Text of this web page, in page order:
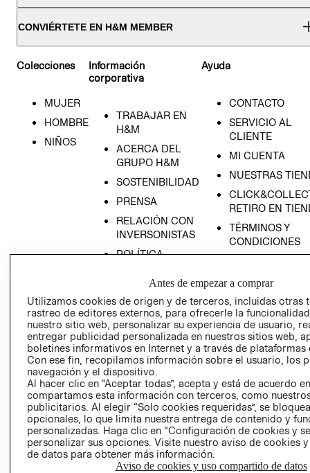
CONVIÉRTETE EN H&M MEMBER
Colecciones
MUJER
HOMBRE
NIÑOS
Información
corporativa
TRABAJAR EN
H&M
ACERCA DEL
GRUPO H&M
SOSTENIBILIDAD
PRENSA
RELACIÓN CON
INVERSONISTAS
POLÍTICA
PROGRAMA DE
TRANSPARENCIA
Y ÉTICA
(ESPAÑOL)
PROGRAMA DE
TRANSPARENCIA
Y ÉTICA (INGLÉS)
Ayuda
CONTACTO
SERVICIO AL
CLIENTE
MI CUENTA
NUESTRAS
RETIRO EN
TÉRMINOS Y
CONDICIONES
AVISO DE
DE INDUSTRIA Y
COMERCIO - SIC
PETICIONES
QUEJAS Y
RECLAMOS
RECIÉN NACIDO
Antes de empezar a comprar
Utilizamos cookies de origen y de terceros, incluidas otras
rastreo de editores externos, para ofrecerle la
nuestro sitio web, personalizar su experiencia de usuario,
entregar publicidad personalizada en nuestros sitios web,
boletines informativos en Internet y a través de plataformas
Con ese fin, recopilamos información sobre el usuario, los
navegación y el dispositivo.
Al hacer clic en “Aceptar todas”, acepta y está de acuerdo
compartamos esta información con terceros, como
publicitarios. Al elegir “Solo cookies requeridas”, se
opcionales, lo que limita nuestra entrega de contenido y
personalizadas. Haga clic en “Configuración de cookies y
personalizar sus opciones. Visite nuestro aviso de cookies
de datos para obtener más información.
Aviso de cookies y uso compartido de datos